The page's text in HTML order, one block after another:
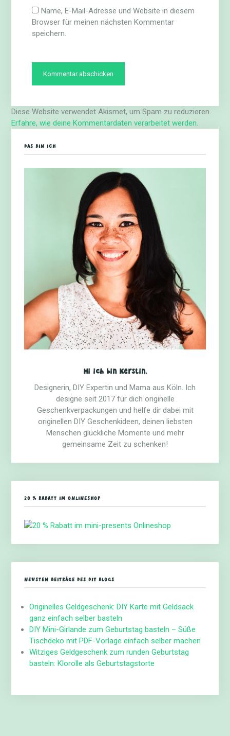
Name, E-Mail-Adresse und Website in diesem
Browser für meinen nächsten Kommentar
speichern.
Diese Website verwendet Akismet, um Spam zu reduzieren.
Erfahre, wie deine Kommentardaten verarbeitet werden.
DAS BIN ICH
Hi ich bin Kerstin.
Designerin, DIY Expertin und Mama aus Köln. Ich
designe seit 2017 für dich originelle
Geschenkverpackungen und helfe dir dabei mit
originellen DIY Geschenkideen, deinen liebsten
Menschen glückliche Momente und mehr
gemeinsame Zeit zu schenken!
20 % RABATT IM ONLINESHOP
NEUSTEN BEITRÄGE DES DIY BLOGS
Originelles Geldgeschenk: DIY Karte mit Geldsack
ganz einfach selber basteln
DIY Mini-Girlande zum Geburtstag basteln – Süße
Tischdeko mit PDF-Vorlage einfach selber machen
Witziges Geldgeschenk zum runden Geburtstag
basteln: Klorolle als Geburtstagstorte